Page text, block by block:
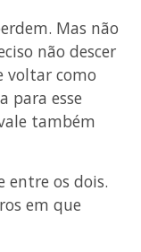
Mas não
não descer
voltar como
para esse
também
entre os dois.
em que